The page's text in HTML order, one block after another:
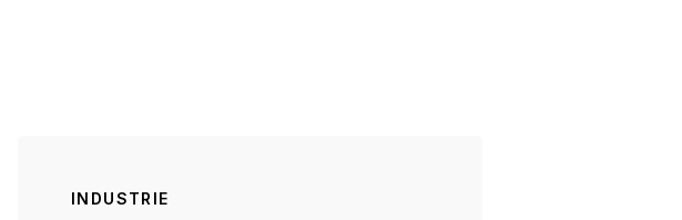
INDUSTRIE